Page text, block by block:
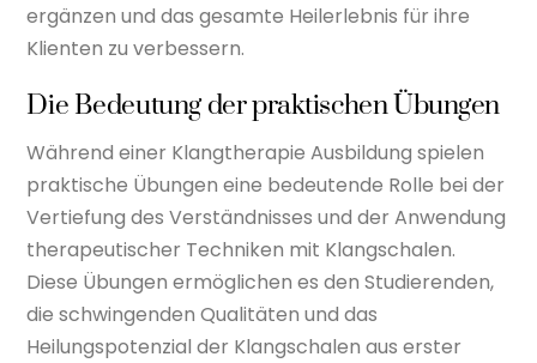
ergänzen und das gesamte Heilerlebnis für ihre
Klienten zu verbessern.
Die Bedeutung der praktischen Übungen
Während einer Klangtherapie Ausbildung spielen
praktische Übungen eine bedeutende Rolle bei der
Vertiefung des Verständnisses und der Anwendung
therapeutischer Techniken mit Klangschalen.
Diese Übungen ermöglichen es den Studierenden,
die schwingenden Qualitäten und das
Heilungspotenzial der Klangschalen aus erster